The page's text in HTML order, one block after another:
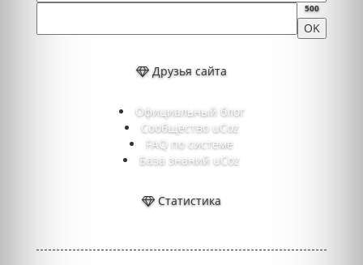
500
Друзья сайта
Официальный блог
Сообщество uCoz
FAQ по системе
База знаний uCoz
Статистика